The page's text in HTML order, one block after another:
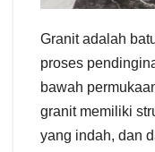
Granit adalah
proses
bawah
granit memiliki
yang indah, dan